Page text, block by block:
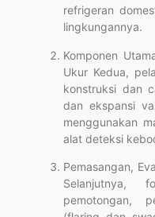
refrigeran
lingkungannya.
Komponen
Ukur Kedua,
konstruksi dan
dan ekspansi
menggunakan
alat deteksi
Pemasangan,
Selanjutnya,
pemotongan,